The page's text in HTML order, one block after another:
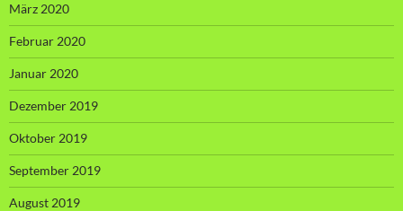
März 2020
Februar 2020
Januar 2020
Dezember 2019
Oktober 2019
September 2019
August 2019